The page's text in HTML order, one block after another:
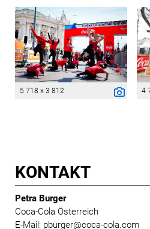
5 718 x 3 812 4
KONTAKT
Petra Burger
Coca-Cola Österreich
E-Mail: pburger@coca-cola.com